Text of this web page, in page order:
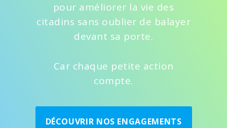
pour améliorer la vie des
citadins sans oublier de balayer
devant sa porte.
Car chaque petite action
compte.
DÉCOUVRIR NOS ENGAGEMENTS